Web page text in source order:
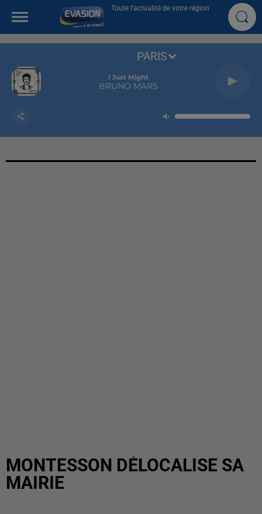
Toute l'actualité de votre région
I Just Might
BRUNO MARS
PARIS
MONTESSON DÉLOCALISE SA
MAIRIE